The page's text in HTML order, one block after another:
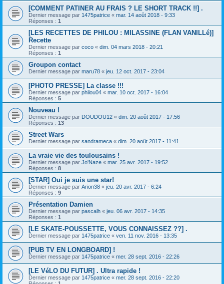
[COMMENT PATINER AU FRAIS ? LE SHORT TRACK !!] .
Dernier message par 1475patrice « mar. 14 août 2018 - 9:33
Réponses : 1
[LES RECETTES DE PHILOU : MILASSINE (FLAN VANILLé)]
Recette
Dernier message par coco « dim. 04 mars 2018 - 20:21
Réponses : 1
Groupon contact
Dernier message par maru78 « jeu. 12 oct. 2017 - 23:04
[PHOTO PRESSE] La classe !!!
Dernier message par philou04 « mar. 10 oct. 2017 - 16:04
Réponses : 5
Nouveau !
Dernier message par DOUDOU12 « dim. 20 août 2017 - 17:56
Réponses : 13
Street Wars
Dernier message par sandrameca « dim. 20 août 2017 - 11:41
La vraie vie des toulousains !
Dernier message par Jo'Naze « mar. 25 avr. 2017 - 19:52
Réponses : 8
[STAR] Oui je suis une star!
Dernier message par Arion38 « jeu. 20 avr. 2017 - 6:24
Réponses : 9
Présentation Damien
Dernier message par pascalh « jeu. 06 avr. 2017 - 14:35
Réponses : 1
[LE SKATE-POUSSETTE, VOUS CONNAISSEZ ??] .
Dernier message par 1475patrice « ven. 11 nov. 2016 - 13:35
[PUB TV EN LONGBOARD] !
Dernier message par 1475patrice « mer. 28 sept. 2016 - 22:26
[LE VéLO DU FUTUR] . Ultra rapide !
Dernier message par 1475patrice « mer. 28 sept. 2016 - 22:20